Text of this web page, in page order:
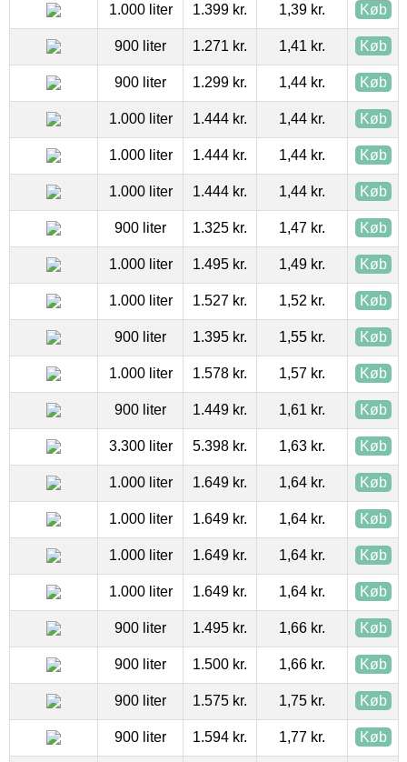
1.000 liter 1.399 kr. 1,39 kr. Køb
900 liter 1.271 kr. 1,41 kr. Køb
900 liter 1.299 kr. 1,44 kr. Køb
1.000 liter 1.444 kr. 1,44 kr. Køb
1.000 liter 1.444 kr. 1,44 kr. Køb
1.000 liter 1.444 kr. 1,44 kr. Køb
900 liter 1.325 kr. 1,47 kr. Køb
1.000 liter 1.495 kr. 1,49 kr. Køb
1.000 liter 1.527 kr. 1,52 kr. Køb
900 liter 1.395 kr. 1,55 kr. Køb
1.000 liter 1.578 kr. 1,57 kr. Køb
900 liter 1.449 kr. 1,61 kr. Køb
3.300 liter 5.398 kr. 1,63 kr. Køb
1.000 liter 1.649 kr. 1,64 kr. Køb
1.000 liter 1.649 kr. 1,64 kr. Køb
1.000 liter 1.649 kr. 1,64 kr. Køb
1.000 liter 1.649 kr. 1,64 kr. Køb
900 liter 1.495 kr. 1,66 kr. Køb
900 liter 1.500 kr. 1,66 kr. Køb
900 liter 1.575 kr. 1,75 kr. Køb
900 liter 1.594 kr. 1,77 kr. Køb